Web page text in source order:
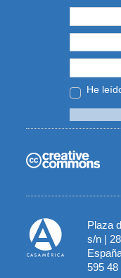
He
Plaza
s/n |
595 48